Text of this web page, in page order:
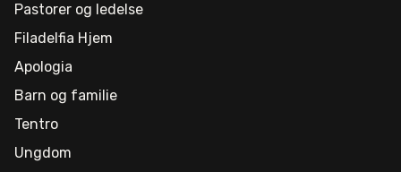
Pastorer og ledelse
Filadelfia Hjem
Apologia
Barn og familie
Tentro
Ungdom